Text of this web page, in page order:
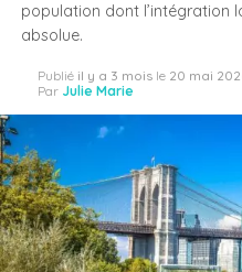
population dont l’intégration
absolue.
Publié il y a 3 mois le 20 mai
Par Julie Marie